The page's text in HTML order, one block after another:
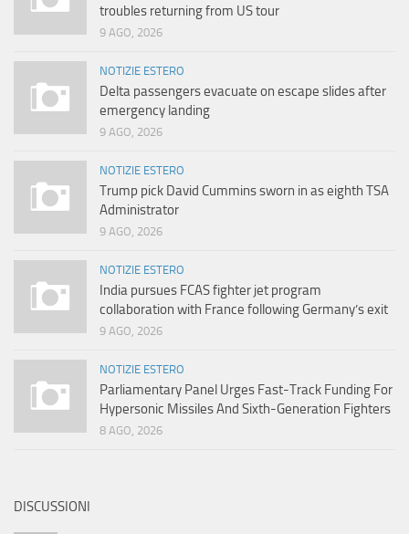
troubles returning from US tour
9 AGO, 2026
NOTIZIE ESTERO
Delta passengers evacuate on escape slides after
emergency landing
9 AGO, 2026
NOTIZIE ESTERO
Trump pick David Cummins sworn in as eighth TSA
Administrator
9 AGO, 2026
NOTIZIE ESTERO
India pursues FCAS fighter jet program
collaboration with France following Germany’s exit
9 AGO, 2026
NOTIZIE ESTERO
Parliamentary Panel Urges Fast-Track Funding For
Hypersonic Missiles And Sixth-Generation Fighters
8 AGO, 2026
DISCUSSIONI